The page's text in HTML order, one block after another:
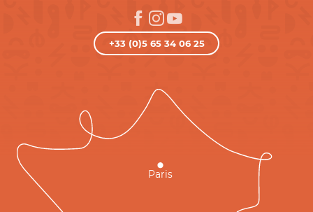
+33 (0)5 65 34 06 25
Paris